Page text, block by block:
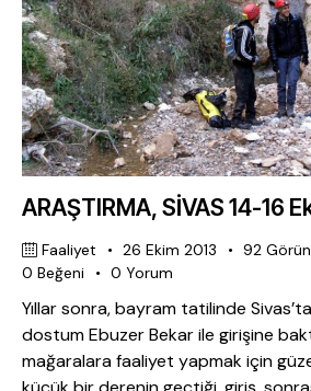
ARAŞTIRMA, SİVAS 14-16
Faaliyet 26 Ekim 2013 92
0 Beğeni 0 Yorum
Yıllar sonra, bayram tatilinde
dostum Ebuzer Bekar ile girişine
mağaralara faaliyet yapmak için